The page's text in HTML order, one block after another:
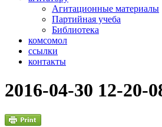
Агитационные материалы
Партийная учеба
Библиотека
комсомол
ссылки
контакты
2016-04-30 12-20-